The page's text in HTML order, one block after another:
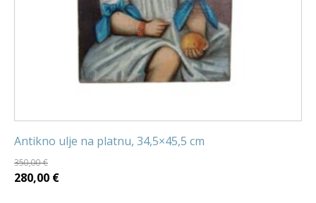
Antikno ulje na platnu, 34,5×45,5 cm
350,00€
Izvorna
280,00 €Trenutna